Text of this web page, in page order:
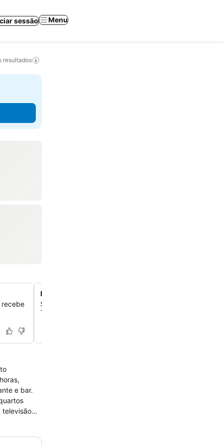
sessão Menu
resultados
recebe
Refeições em uma charmosa praça ao ar livre
Saboreie refeições ao ar livre em um belo pátio em
Teatro Malibran, que oferece um ambiente delicioso.
e bar.
televisão